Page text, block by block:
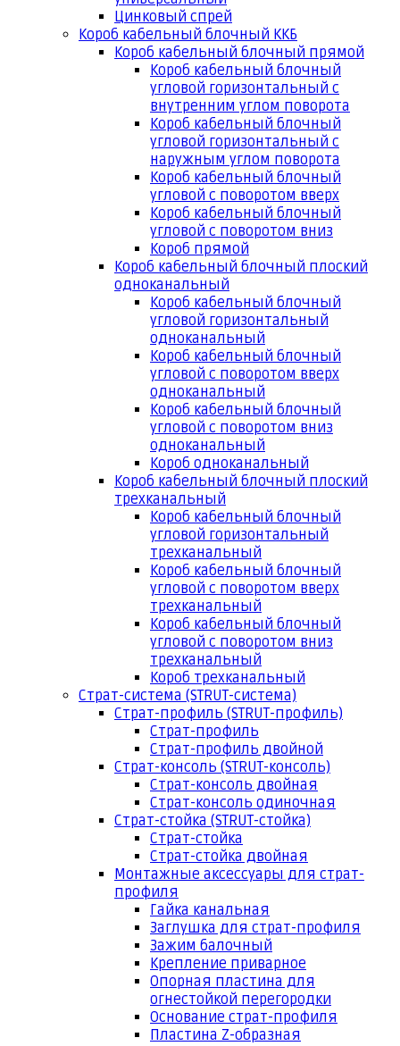
Цинковый спрей
Короб кабельный блочный ККБ
Короб кабельный блочный прямой
Короб кабельный блочный
угловой горизонтальный с
внутренним углом поворота
Короб кабельный блочный
угловой горизонтальный с
наружным углом поворота
Короб кабельный блочный
угловой с поворотом вверх
Короб кабельный блочный
угловой с поворотом вниз
Короб прямой
Короб кабельный блочный плоский
одноканальный
Короб кабельный блочный
угловой горизонтальный
одноканальный
Короб кабельный блочный
угловой с поворотом вверх
одноканальный
Короб кабельный блочный
угловой с поворотом вниз
одноканальный
Короб одноканальный
Короб кабельный блочный плоский
трехканальный
Короб кабельный блочный
угловой горизонтальный
трехканальный
Короб кабельный блочный
угловой с поворотом вверх
трехканальный
Короб кабельный блочный
угловой с поворотом вниз
трехканальный
Короб трехканальный
Страт-система (STRUT-система)
Страт-профиль (STRUT-профиль)
Страт-профиль
Страт-профиль двойной
Страт-консоль (STRUT-консоль)
Страт-консоль двойная
Страт-консоль одиночная
Страт-стойка (STRUT-стойка)
Страт-стойка
Страт-стойка двойная
Монтажные аксессуары для страт-
профиля
Гайка канальная
Заглушка для страт-профиля
Зажим балочный
Крепление приварное
Опорная пластина для
огнестойкой перегородки
Основание страт-профиля
Пластина Z-образная